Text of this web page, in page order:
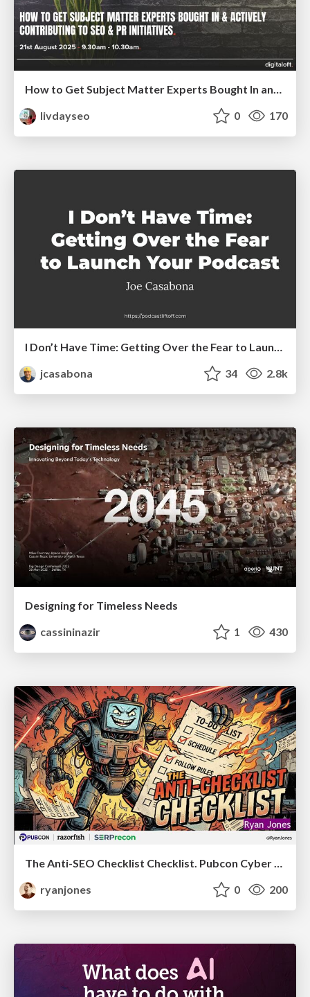
How to Get Subject Matter Experts Bought In and Actively Contributing to SEO & PR Initiatives.
livdayseo
0 170
I Don’t Have Time: Getting Over the Fear to Launch Your Podcast
jcasabona
34 2.8k
Designing for Timeless Needs
cassininazir
1 430
The Anti-SEO Checklist Checklist. Pubcon Cyber Week
ryanjones
0 200